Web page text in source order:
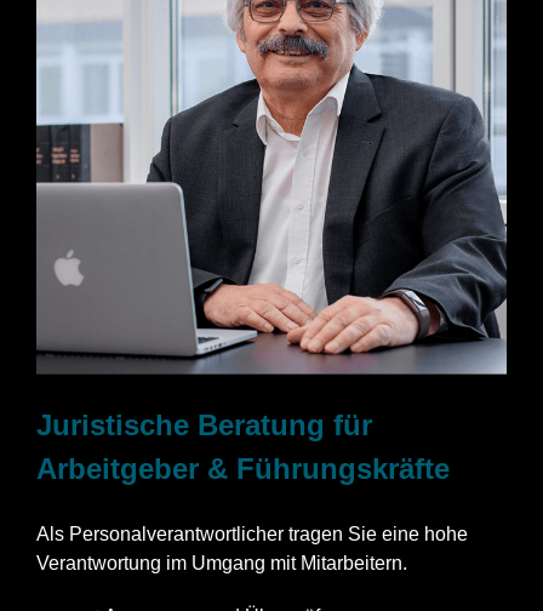
Juristische Beratung für
Arbeitgeber & Führungskräfte
Als Personalverantwortlicher tragen Sie eine hohe
Verantwortung im Umgang mit Mitarbeitern.